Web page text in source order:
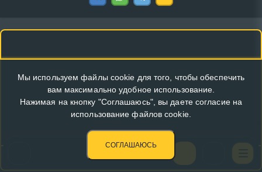
КУПИТЬ РЕКЛАМУ В ЭТОМ БЛОКЕ
Мы используем файлы cookie для того, чтобы обеспечить
вам максимально удобное использование.
Нажимая на кнопку "Соглашаюсь", вы даете согласие на
использование файлов cookie.
СОГЛАШАЮСЬ